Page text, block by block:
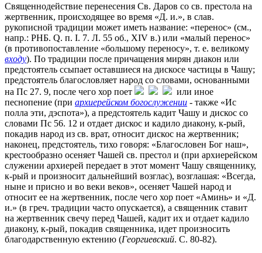
Священнодействие перенесения Св. Даров со св. престола на
жертвенник, происходящее во время «Д. и.», в слав.
рукописной традиции может иметь название: «перенос» (см.,
напр.: РНБ. Q. п. I. 7. Л. 55 об., XIV в.) или «малый перенос»
(в противопоставление «большому переносу», т. е. великому
входу). По традиции после причащения мирян диакон или
предстоятель ссыпает оставшиеся на дискосе частицы в Чашу;
предстоятель благословляет народ со словами, основанными
на Пс 27. 9, после чего хор поет
или иное
песнопение (при архиерейском богослужении - также «Ис
полла эти, дэспота»), а предстоятель кадит Чашу и дискос со
словами Пс 56. 12 и отдает дискос и кадило диакону, к-рый,
покадив народ из св. врат, относит дискос на жертвенник;
наконец, предстоятель, тихо говоря: «Благословен Бог наш»,
крестообразно осеняет Чашей св. престол и (при архиерейском
служении архиерей передает в этот момент Чашу священнику,
к-рый и произносит дальнейший возглас), возглашая: «Всегда,
ныне и присно и во веки веков», осеняет Чашей народ и
относит ее на жертвенник, после чего хор поет «Аминь» и «Д.
и.» (в греч. традиции часто опускается), а священник ставит
на жертвенник свечу перед Чашей, кадит их и отдает кадило
диакону, к-рый, покадив священника, идет произносить
благодарственную ектению (Георгиевский. С. 80-82).